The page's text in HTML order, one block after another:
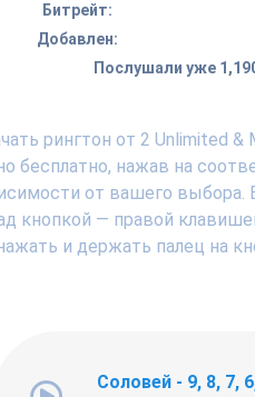
Битрейт:
Добавлен:
Послушали уже
рингтон от 2 Unlimited &
бесплатно, нажав на
от вашего выбора.
кнопкой — правой
и держать палец на
Соловей - 9, 8, 7,